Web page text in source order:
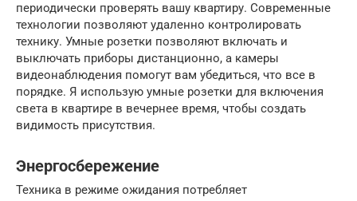
периодически проверять вашу квартиру. Современные
технологии позволяют удаленно контролировать
технику. Умные розетки позволяют включать и
выключать приборы дистанционно, а камеры
видеонаблюдения помогут вам убедиться, что все в
порядке. Я использую умные розетки для включения
света в квартире в вечернее время, чтобы создать
видимость присутствия.
Энергосбережение
Техника в режиме ожидания потребляет